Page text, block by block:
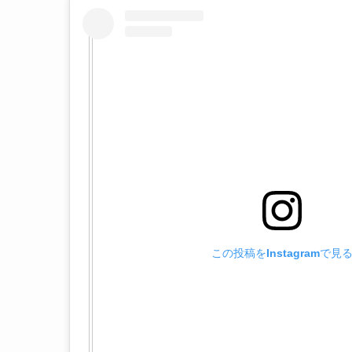
この投稿をInstagramで見る